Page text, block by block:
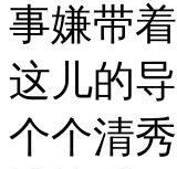
事嫌带
这儿的
个个清